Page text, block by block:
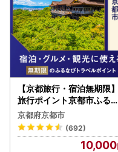
【京都旅行・宿泊無期限】
旅行ポイント京都市ふるな
びトラベルポイント
京都府京都市
(692)
10,000